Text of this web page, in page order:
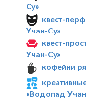
Су»
квест-
Учан-Су»
квест-
Учан-Су»
кофейни
«Водопад